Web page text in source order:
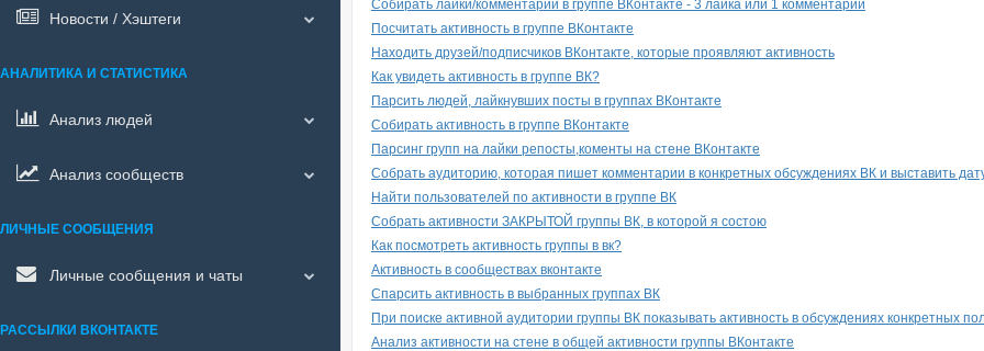
Собирать лайки/комментарии в группе ВКонтакте - 3 лайка или 1 комментарий
Посчитать активность в группе ВКонтакте
Находить друзей/подписчиков ВКонтакте, которые проявляют активность
Как увидеть активность в группе ВК?
Парсить людей, лайкнувших посты в группах ВКонтакте
Собирать активность в группе ВКонтакте
Парсинг групп на лайки репосты,коменты на стене ВКонтакте
Собрать аудиторию, которая пишет комментарии в конкретных обсуждениях ВК и выставить
Найти пользователей по активности в группе ВК
Собрать активности ЗАКРЫТОЙ группы ВК, в которой я состою
Как посмотреть активность группы в вк?
Активность в сообществах вконтакте
Спарсить активность в выбранных группах ВК
При поиске активной аудитории группы ВК показывать активность в обсуждениях конкретных
Анализ активности на стене в общей активности группы ВКонтакте
Новости / Хэштеги
АНАЛИТИКА И СТАТИСТИКА
Анализ людей
Анализ сообществ
ЛИЧНЫЕ СООБЩЕНИЯ
Личные сообщения и чаты
РАССЫЛКИ ВКОНТАКТЕ